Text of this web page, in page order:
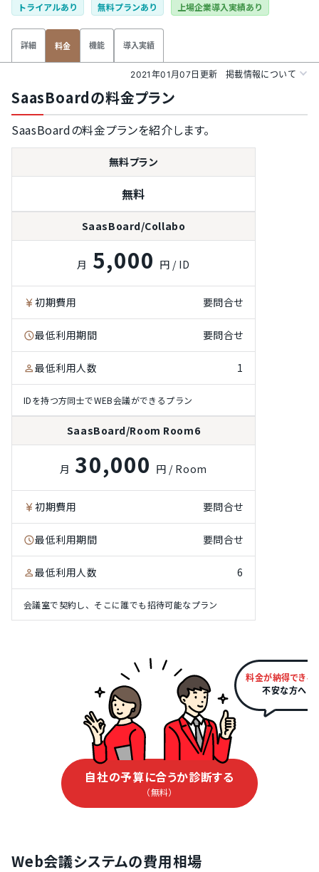
トライアルあり 無料プランあり 上場企業導入実績あり
詳細 料金 機能 導入実績
2021年01月07日更新 掲載情報について
SaasBoardの料金プラン
SaasBoardの料金プランを紹介します。
無料プラン
無料
SaasBoard/Collabo
月 5,000 円 / ID
初期費用 要問合せ
最低利用期間 要問合せ
最低利用人数 1
IDを持つ方同士でWEB会議ができるプラン
SaasBoard/Room Room6
月 30,000 円 / Room
初期費用 要問合せ
最低利用期間 要問合せ
最低利用人数 6
会議室で契約し、そこに誰でも招待可能なプラン
料金が納得できる
不安な方へ
自社の予算に合うか診断する
（無料）
Web会議システムの費用相場